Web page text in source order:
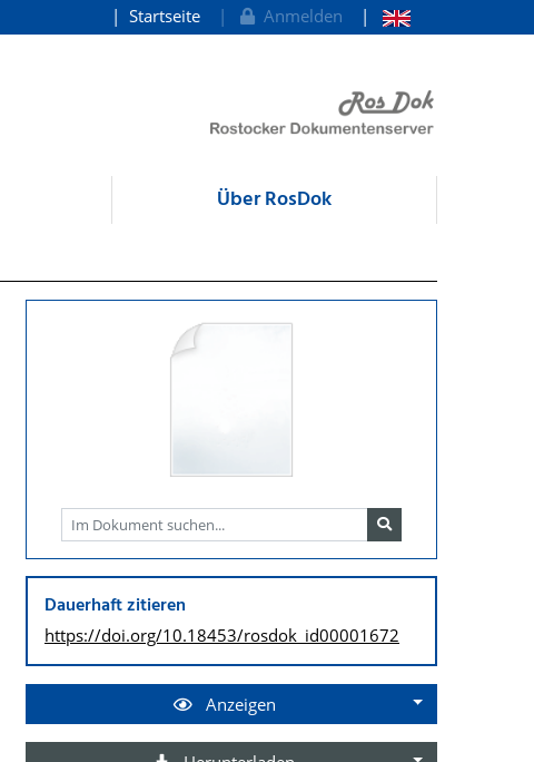
Startseite Anmelden
Über RosDok
Dauerhaft zitieren
https://doi.org/10.18453/rosdok_id00001672
Anzeigen